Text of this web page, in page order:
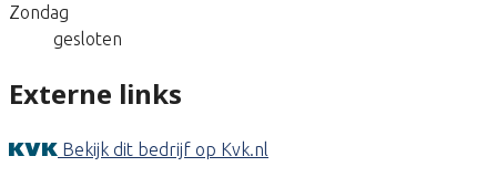
Zondag
gesloten
Externe links
Bekijk dit bedrijf op Kvk.nl